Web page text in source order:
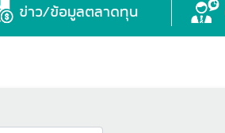
ข่าว/ข้อมูลตลาดทุน